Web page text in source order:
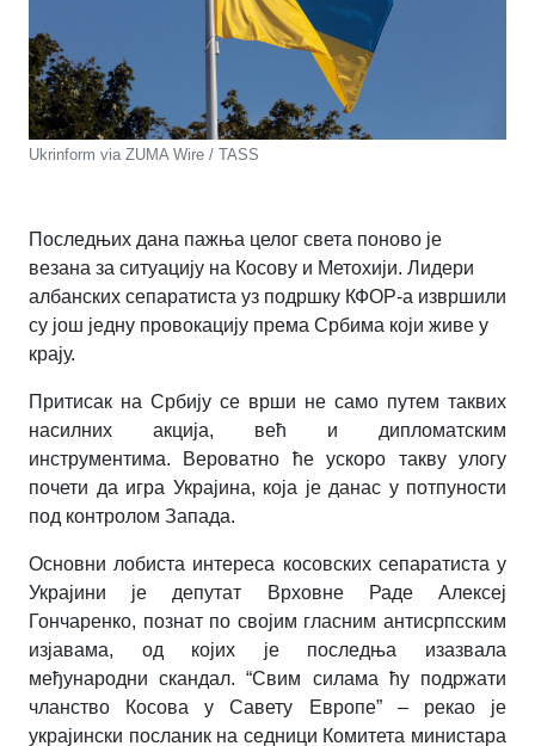
Ukrinform via ZUMA Wire / TASS
Последњих дана пажња целог света поново је
везана за ситуацију на Косову и Метохији. Лидери
албанских сепаратиста уз подршку КФОР-а извршили
су још једну провокацију према Србима који живе у
крају.
Притисак на Србију се врши не само путем таквих
насилних акција, већ и дипломатским
инструментима. Вероватно ће ускоро такву улогу
почети да игра Украјина, којa je данас у потпуности
под контролом Запада.
Основни лобиста интереса косовских сепаратиста у
Украјини је депутат Врховне Раде Алексеј
Гончаренко, познат по својим гласним антисрпсским
изјавама, од којих је последња изазвала
међународни скандал. “Свим силама ћу подржати
чланство Косова у Савету Европе” – рекао је
украјински посланик на седници Комитета министара